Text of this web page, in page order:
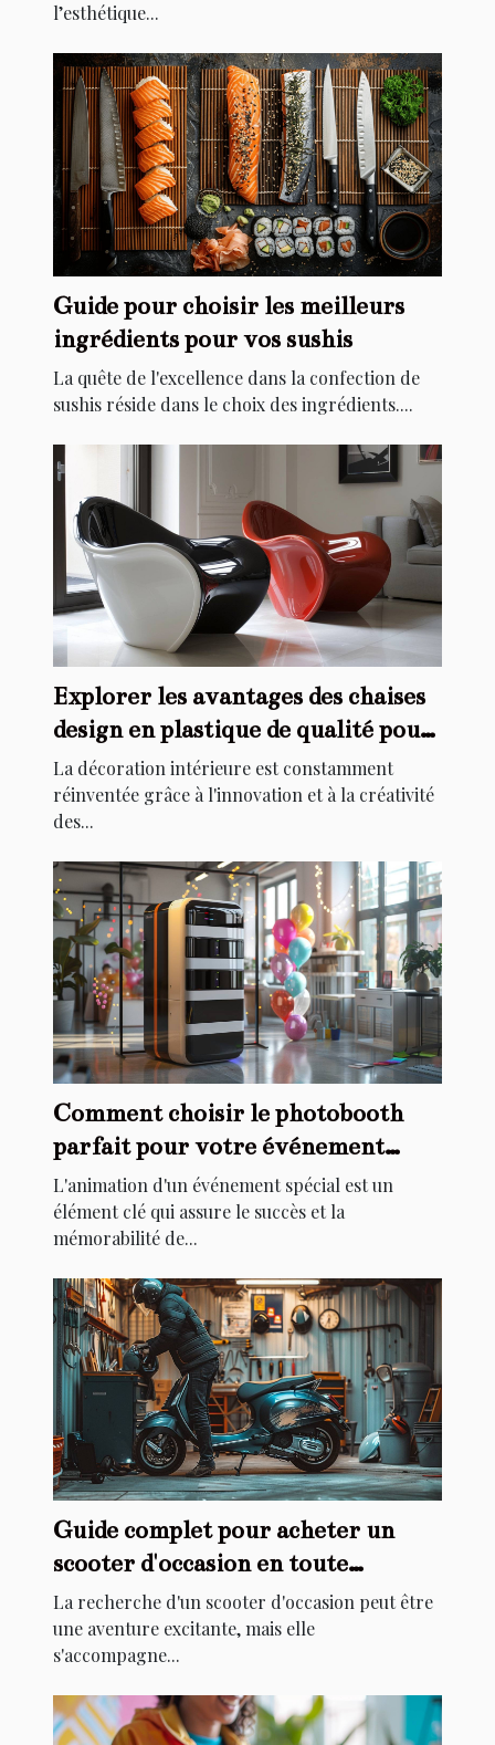
l’esthétique...
Guide pour choisir les meilleurs
ingrédients pour vos sushis
La quête de l'excellence dans la confection de
sushis réside dans le choix des ingrédients....
Explorer les avantages des chaises
design en plastique de qualité pour
la décoration intérieure
La décoration intérieure est constamment
réinventée grâce à l'innovation et à la créativité
des...
Comment choisir le photobooth
parfait pour votre événement
spécial
L'animation d'un événement spécial est un
élément clé qui assure le succès et la
mémorabilité de...
Guide complet pour acheter un
scooter d'occasion en toute
sécurité
La recherche d'un scooter d'occasion peut être
une aventure excitante, mais elle
s'accompagne...